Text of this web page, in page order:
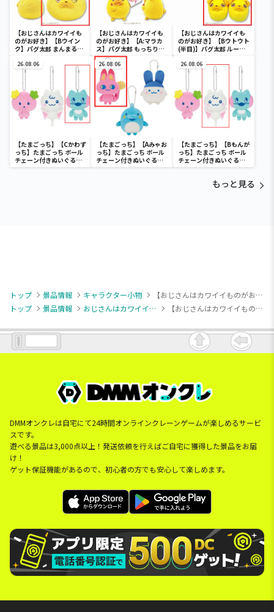
【おじさんはカワイイも
のがお好き】【Bウイン
ク】パグ太郎 まんまるフ
【おじさんはカワイイも
のがお好き】【A:マラカ
ス】パグ太郎 もっちり
MC2
【おじさんはカワイイも
のがお好き】【Bウトウト
(半目)】パグ太郎 ルーム
26.08.06
【たまごっち】【Cかわず
っち】たまごっち ボール
チェーン付きぬいぐるみ
～Tamagotchi
26.08.06
【たまごっち】【Aみゃお
っち】たまごっち ボール
チェーン付きぬいぐるみ
～Tamagotchi
26.08.06
【たまごっち】【Bもんが
っち】たまごっち ボール
チェーン付きぬいぐるみ
～Tamagotchi
もっと見る
トップ 景品情報 キャラクター小物
【おじさんはカワイイものがお好き】【C:100点】パグ太郎 もっちりMC2
トップ
景品情報 おじさんはカワイイものがお好き 【おじさんはカワイイものがお好き】【C:100点】パグ太郎 もっちりMC2
DMMオンクレは自宅にて24時間オンラインクレーンゲームが楽しめるサービ
スです。
遊べる景品は3,000点以上！発送依頼を行えばご自宅に獲得した景品をお届
け！
ゲット保証機能があるので、初心者の方でも安心して楽しめます。